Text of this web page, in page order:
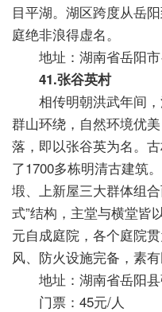
目平湖。湖区跨度从岳
庭绝非浪得虚名。
地址：湖南省岳阳市
41.张谷英村
相传明朝洪武年间，
群山环绕，自然环境优
落，即以张谷英为名。
了1700多栋明清古建筑
塅、上新屋三大群体组
式”结构，主堂与横堂皆
元自成庭院，各个庭院
风、防火设施完备，素有
地址：湖南省岳阳县
门票：45元/人